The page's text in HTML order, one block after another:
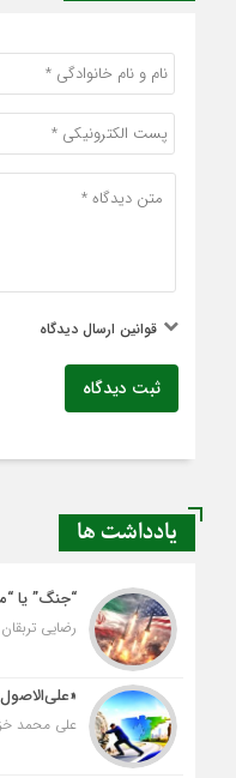
قوانین ارسال دیدگاه
ثبت دیدگاه
یادداشت ها
“جنگ” یا
رضایی تربقان
علی محمد